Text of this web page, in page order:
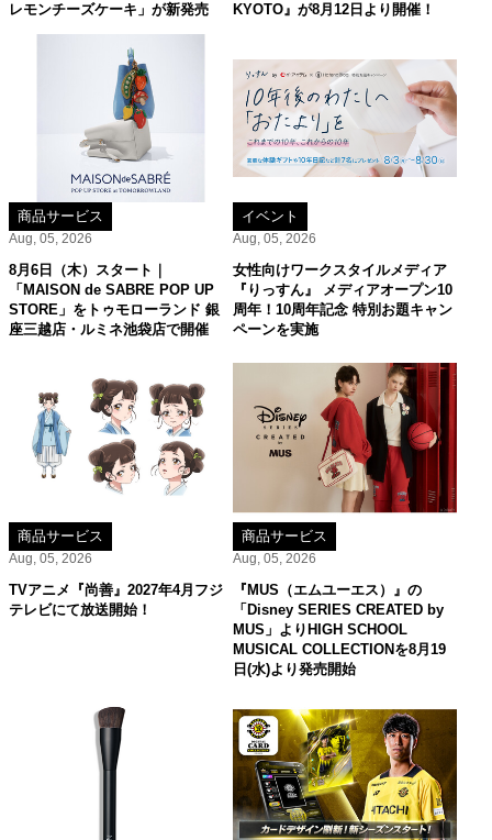
レモンチーズケーキ」が新発売
KYOTO』が8月12日より開催！
商品サービス
Aug, 05, 2026
8月6日（木）スタート｜
「MAISON de SABRE POP UP
STORE」をトゥモローランド 銀
座三越店・ルミネ池袋店で開催
イベント
Aug, 05, 2026
女性向けワークスタイルメディア
『りっすん』 メディアオープン10
周年！10周年記念 特別お題キャン
ペーンを実施
商品サービス
Aug, 05, 2026
TVアニメ『尚善』2027年4月フジ
テレビにて放送開始！
商品サービス
Aug, 05, 2026
『MUS（エムユーエス）』の
「Disney SERIES CREATED by
MUS」よりHIGH SCHOOL
MUSICAL COLLECTIONを8月19
日(水)より発売開始